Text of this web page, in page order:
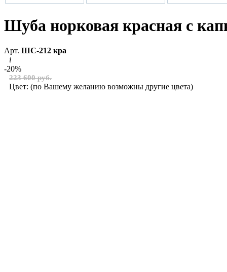
Шуба норковая красная с
Арт. ШС-212 кра
i
-20%
223 600 руб.
Цвет: (по Вашему желанию возможны другие цвета)